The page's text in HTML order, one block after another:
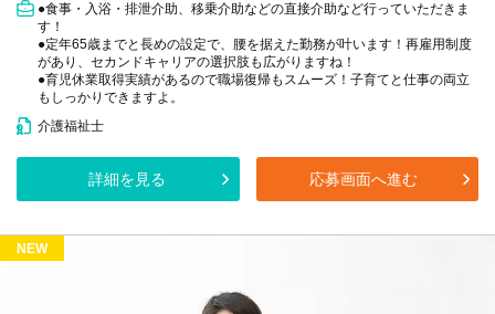
●食事・入浴・排泄介助、移乗介助などの直接介助など行っていただきま
す！
●定年65歳までと長めの設定で、腰を据えた勤務が叶います！再雇用制度
があり、セカンドキャリアの選択肢も広がりますね！
●育児休業取得実績があるので職場復帰もスムーズ！子育てと仕事の両立
もしっかりできますよ。
介護福祉士
詳細を見る 応募画面へ進む
NEW